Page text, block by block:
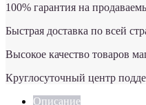
100% гарантия на
Быстрая доставка по всей
Высокое качество товаров
Круглосуточный центр
Описание